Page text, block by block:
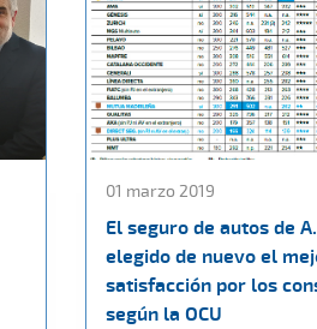
01 marzo 2019
El seguro de autos de
elegido de nuevo el
satisfacción por los
según la OCU